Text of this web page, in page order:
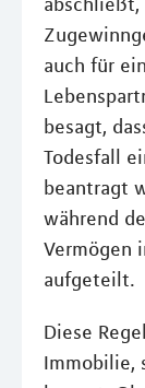
auch für
besagt,
Todesfall
beantragt
während
Vermögen
aufgeteilt.
Diese
Immobilie,